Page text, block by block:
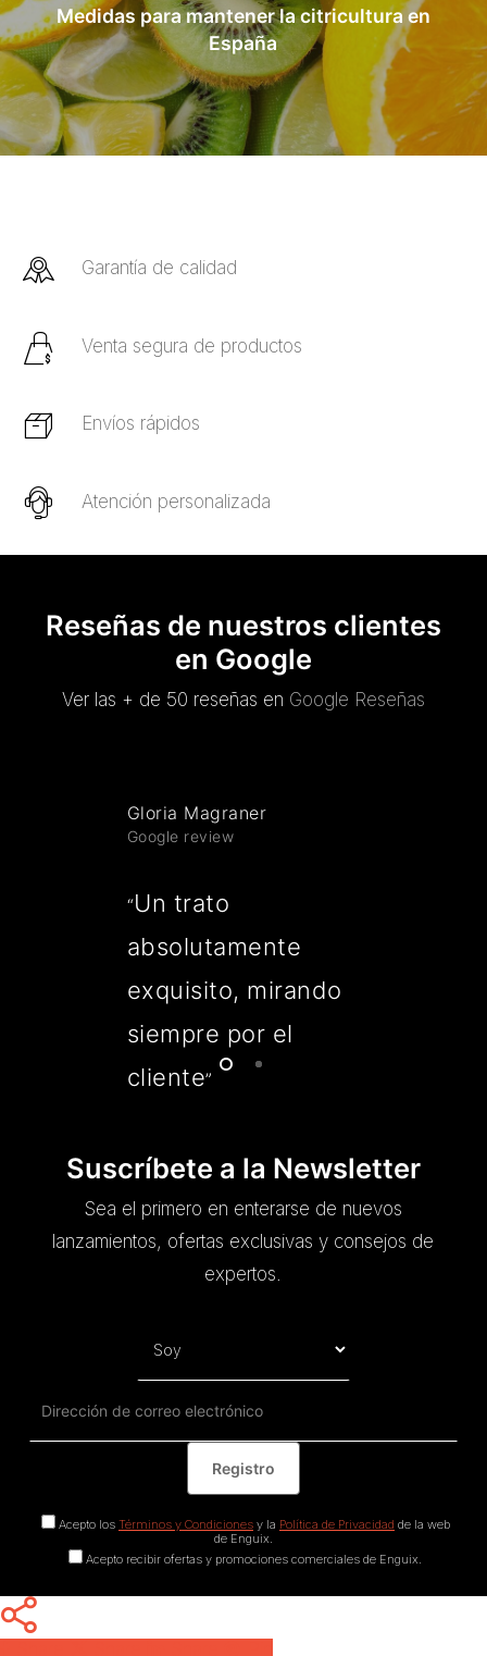
Medidas para mantener la citricultura en
España
Garantía de calidad
Venta segura de productos
Envíos rápidos
Atención personalizada
Reseñas de nuestros clientes
en Google
Ver las + de 50 reseñas en Google Reseñas
Gloria Magraner
Google review
“Un trato
absolutamente
exquisito, mirando
siempre por el
cliente”
Suscríbete a la Newsletter
Sea el primero en enterarse de nuevos
lanzamientos, ofertas exclusivas y consejos de
expertos.
Acepto los Términos y Condicionesy la Política de Privacidad de la web
de Enguix.
Acepto recibir ofertas y promociones comerciales de Enguix.